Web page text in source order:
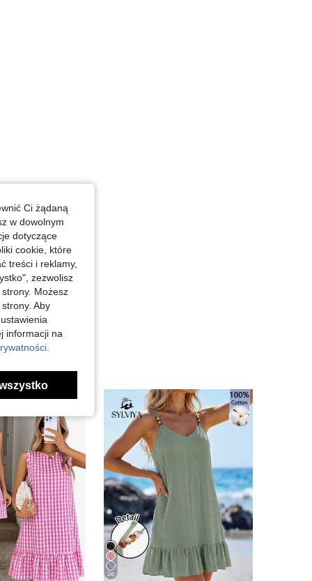
26
Ci żądaną
w dowolnym
dotyczące
cookie, które
treści i reklamy,
zezwolisz
Możesz
Aby
informacji na